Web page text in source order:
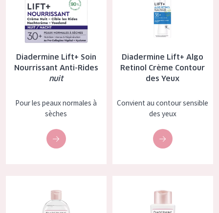
Tous âges
Âge : 35 à 55 ans
Âge : 55+
Diadermine Lift+ Soin
Nourrissant Anti-Rides
nuit
Pour les peaux normales à
sèches
Diadermine Lift+ Algo
Retinol Crème Contour
des Yeux
Convient au contour sensible
des yeux